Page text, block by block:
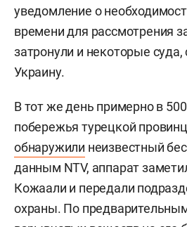
уведомление о
времени для рассмотрения
затронули и некоторые
Украину.
В тот же день примерно в
побережья турецкой
обнаружили неизвестный
данным NTV, аппарат
Кожаали и передали
охраны. По